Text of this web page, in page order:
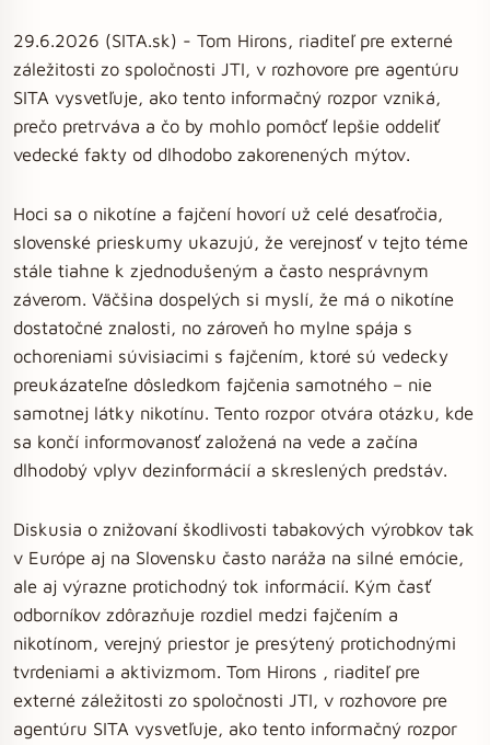
29.6.2026 (SITA.sk) - Tom Hirons, riaditeľ pre externé
záležitosti zo spoločnosti JTI, v rozhovore pre agentúru
SITA vysvetľuje, ako tento informačný rozpor vzniká,
prečo pretrváva a čo by mohlo pomôcť lepšie oddeliť
vedecké fakty od dlhodobo zakorenených mýtov.
Hoci sa o nikotíne a fajčení hovorí už celé desaťročia,
slovenské prieskumy ukazujú, že verejnosť v tejto téme
stále tiahne k zjednodušeným a často nesprávnym
záverom. Väčšina dospelých si myslí, že má o nikotíne
dostatočné znalosti, no zároveň ho mylne spája s
ochoreniami súvisiacimi s fajčením, ktoré sú vedecky
preukázateľne dôsledkom fajčenia samotného – nie
samotnej látky nikotínu. Tento rozpor otvára otázku, kde
sa končí informovanosť založená na vede a začína
dlhodobý vplyv dezinformácií a skreslených predstáv.
Diskusia o znižovaní škodlivosti tabakových výrobkov tak
v Európe aj na Slovensku často naráža na silné emócie,
ale aj výrazne protichodný tok informácií. Kým časť
odborníkov zdôrazňuje rozdiel medzi fajčením a
nikotínom, verejný priestor je presýtený protichodnými
tvrdeniami a aktivizmom. Tom Hirons , riaditeľ pre
externé záležitosti zo spoločnosti JTI, v rozhovore pre
agentúru SITA vysvetľuje, ako tento informačný rozpor